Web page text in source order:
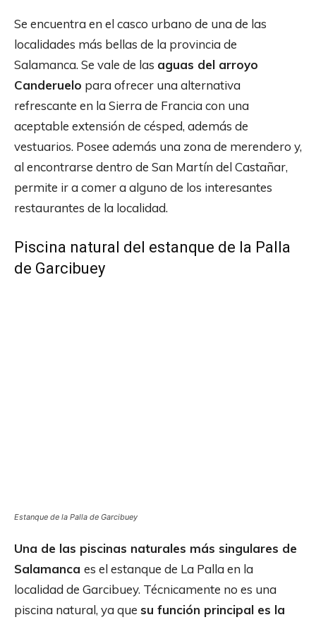
Se encuentra en el casco urbano de una de las
localidades más bellas de la provincia de
Salamanca. Se vale de las aguas del arroyo
Canderuelo para ofrecer una alternativa
refrescante en la Sierra de Francia con una
aceptable extensión de césped, además de
vestuarios. Posee además una zona de merendero y,
al encontrarse dentro de San Martín del Castañar,
permite ir a comer a alguno de los interesantes
restaurantes de la localidad.
Piscina natural del estanque de la Palla
de Garcibuey
Estanque de la Palla de Garcibuey
Una de las piscinas naturales más singulares de
Salamanca es el estanque de La Palla en la
localidad de Garcibuey. Técnicamente no es una
piscina natural, ya que su función principal es la